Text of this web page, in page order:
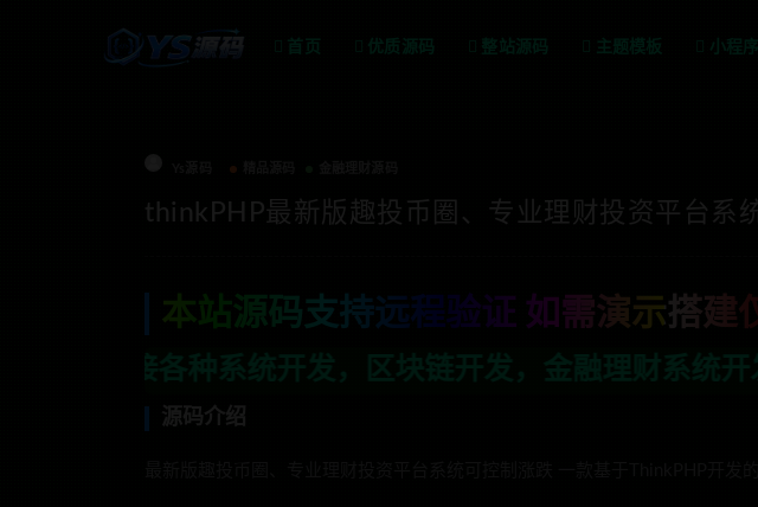
首页 优质源码 整站源码 主题模板 小程序
thinkPHP最新版趣投币圈、专业理财投资平台系
本站源码支持远程验证 如需演示搭建
开发，区块链开发，金融理财系统开发，行业不限，